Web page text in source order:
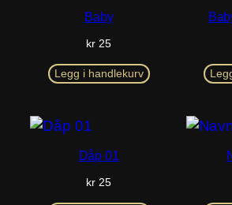
Baby
kr 25
Legg i handlekurv
Dåp 01
kr 25